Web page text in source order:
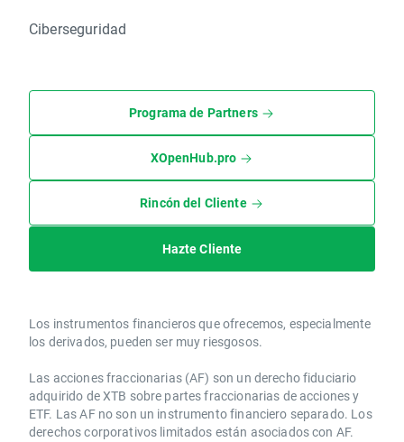
Ciberseguridad
Programa de Partners
XOpenHub.pro
Rincón del Cliente
Hazte Cliente
Los instrumentos financieros que ofrecemos, especialmente
los derivados, pueden ser muy riesgosos.
Las acciones fraccionarias (AF) son un derecho fiduciario
adquirido de XTB sobre partes fraccionarias de acciones y
ETF. Las AF no son un instrumento financiero separado. Los
derechos corporativos limitados están asociados con AF.